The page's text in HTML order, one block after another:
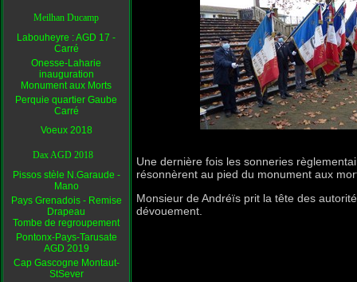
Meilhan Ducamp
Labouheyre : AGD 17 -
Carré
Onesse-Laharie
inauguration
Monument aux Morts
Perquie quartier Gaube
Carré
Voeux 2018
Dax AGD 2018
Pissos stèle N.Garaude -
Mano
Pays Grenadois - Remise
Drapeau
Tombe de regroupement
Pontonx-Pays-Tarusate
AGD 2019
Cap Gascogne Montaut-
StSever
Une dernière fois les sonneries
résonnèrent au pied du monument aux
Monsieur de Andréïs prit la tête des
dévouement.